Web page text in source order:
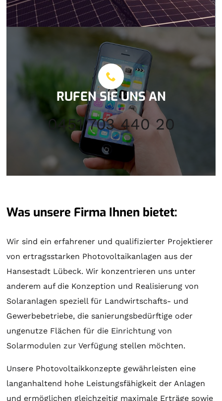
RUFEN SIE UNS AN
0451 703 440 20
Was unsere Firma Ihnen bietet:
Wir sind ein erfahrener und qualifizierter Projektierer
von ertragsstarken Photovoltaikanlagen aus der
Hansestadt Lübeck. Wir konzentrieren uns unter
anderem auf die Konzeption und Realisierung von
Solaranlagen speziell für Landwirtschafts- und
Gewerbebetriebe, die sanierungsbedürftige oder
ungenutze Flächen für die Einrichtung von
Solarmodulen zur Verfügung stellen möchten.
Unsere Photovoltaikkonzepte gewährleisten eine
langanhaltend hohe Leistungsfähigkeit der Anlagen
und ermöglichen gleichzeitig maximale Erträge sowie